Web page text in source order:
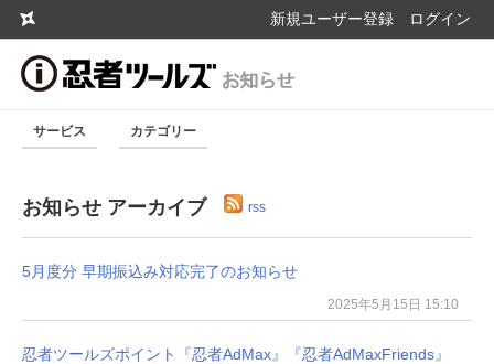
新規ユーザー登録 ログイン
サービス カテゴリー
お知らせ アーカイブ rss
5月度分 早期振込み対応完了のお知らせ
2025年5月15日 15:10
忍者ツールズポイント『忍者AdMax』『忍者AdMaxFriends』